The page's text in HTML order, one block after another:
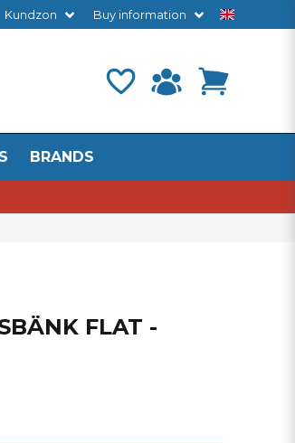
Kundzon Buy information
BRANDS
FLAT -